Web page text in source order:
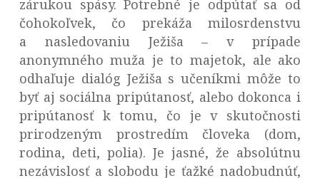
zárukou spásy. Potrebné je odpútať sa od
čohokoľvek, čo prekáža milosrdenstvu
a nasledovaniu Ježiša – v prípade
anonymného muža je to majetok, ale ako
odhaľuje dialóg Ježiša s učeníkmi môže to
byť aj sociálna pripútanosť, alebo dokonca i
pripútanosť k tomu, čo je v skutočnosti
prirodzeným prostredím človeka (dom,
rodina, deti, polia). Je jasné, že absolútnu
nezávislosť a slobodu je ťažké nadobudnúť,